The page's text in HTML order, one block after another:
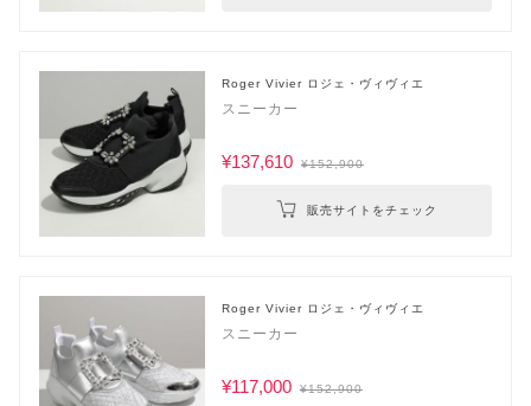
Roger Vivier ロジェ・ヴィヴィエ
スニーカー
¥137,610 ¥152,900
販売サイトをチェック
Roger Vivier ロジェ・ヴィヴィエ
スニーカー
¥117,000 ¥152,900